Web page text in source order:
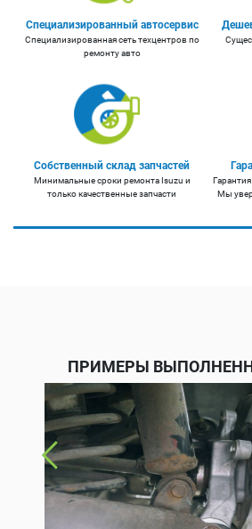
Специализированный автосервис
Специализированная сеть техцентров по
ремонту авто
Собственный склад запчастей
Минимальные сроки ремонта Isuzu и
только качественные запчасти
Мы
ПРИМЕРЫ